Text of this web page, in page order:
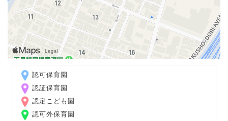
認可保育園
認証保育園
認定こども園
認可外保育園